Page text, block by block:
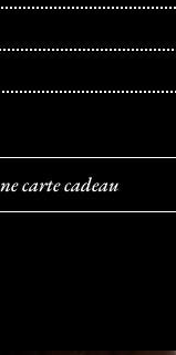
carte cadeau